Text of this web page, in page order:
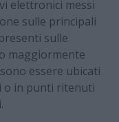
elettronici messi
sulle principali
sulle
maggiormente
essere ubicati
o in punti ritenuti